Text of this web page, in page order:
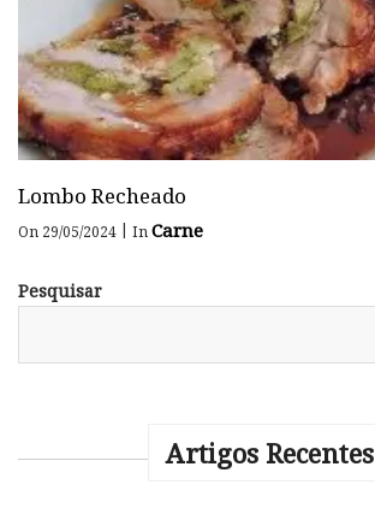
Lombo Recheado
On 29/05/2024 | InCarne
Pesquisar
Artigos Recentes